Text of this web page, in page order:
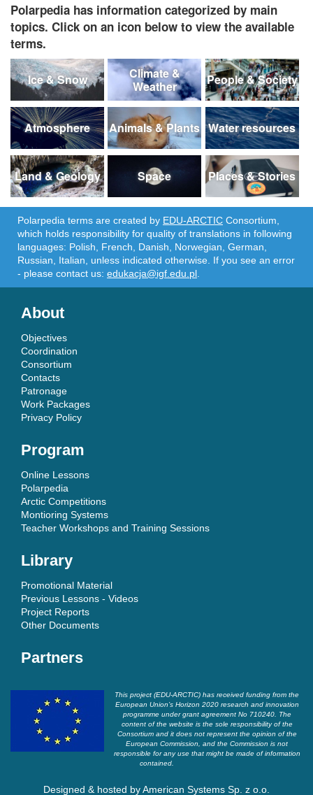
Polarpedia has information categorized by main
topics. Click on an icon below to view the available
terms.
Ice & Snow
Climate &
Weather
People & Society
Atmosphere Animals & Plants Water resources
Land & Geology Space Places & Stories
Polarpedia terms are created by EDU-ARCTIC Consortium,
which holds responsibility for quality of translations in following
languages: Polish, French, Danish, Norwegian, German,
Russian, Italian, unless indicated otherwise. If you see an error
- please contact us: edukacja@igf.edu.pl
About
Objectives
Coordination
Consortium
Contacts
Patronage
Work Packages
Privacy Policy
Program
Online Lessons
Polarpedia
Arctic Competitions
Montioring Systems
Teacher Workshops and Training Sessions
Library
Promotional Material
Previous Lessons - Videos
Project Reports
Other Documents
Partners
This project (EDU-ARCTIC) has received funding from the
European Union’s Horizon 2020 research and innovation
programme under grant agreement No 710240. The
content of the website is the sole responsibility of the
Consortium and it does not represent the opinion of the
European Commission, and the Commission is not
responsible for any use that might be made of information
contained.
Designed & hosted byAmerican Systems Sp. z o.o.